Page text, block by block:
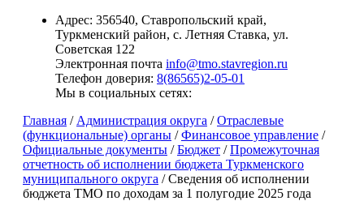
Адрес: 356540, Ставропольский край,
Туркменский район, с. Летняя Ставка, ул.
Советская 122
Электронная почта info@tmo.stavregion.ru
Телефон доверия: 8(86565)2-05-01
Мы в социальных сетях:
Главная / Администрация округа / Отраслевые
(функциональные) органы / Финансовое управление /
Официальные документы / Бюджет / Промежуточная
отчетность об исполнении бюджета Туркменского
муниципального округа / Сведения об исполнении
бюджета ТМО по доходам за 1 полугодие 2025 года